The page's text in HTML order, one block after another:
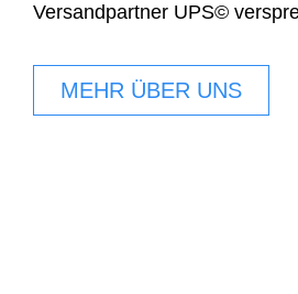
Versandpartner UPS©
MEHR ÜBER UNS